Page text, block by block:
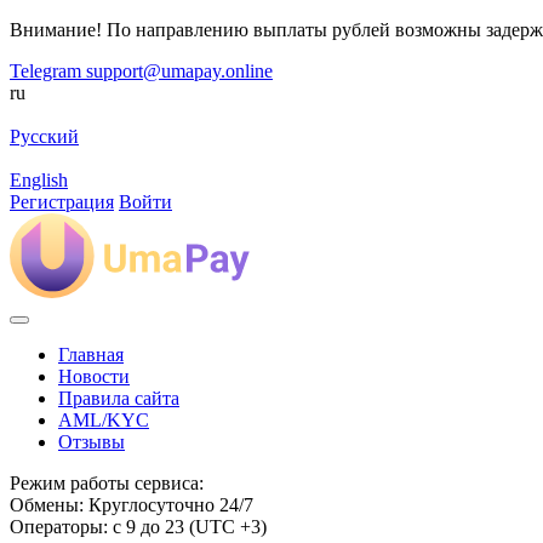
Внимание! По направлению выплаты рублей возможны
Telegram support@umapay.online
ru
Русский
English
Регистрация Войти
Главная
Новости
Правила сайта
AML/KYC
Отзывы
Режим работы сервиса:
Обмены: Круглосуточно 24/7
Операторы: с 9 до 23 (UTC +3)